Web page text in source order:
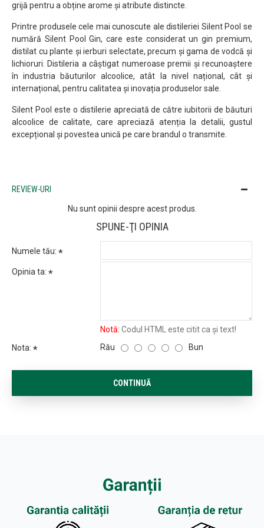
grijă pentru a obține arome și atribute distincte.
Printre produsele cele mai cunoscute ale distileriei Silent Pool se
numără Silent Pool Gin, care este considerat un gin premium,
distilat cu plante și ierburi selectate, precum și gama de vodcă și
lichioruri. Distileria a câștigat numeroase premii și recunoaștere
în industria băuturilor alcoolice, atât la nivel național, cât și
internațional, pentru calitatea și inovația produselor sale.
Silent Pool este o distilerie apreciată de către iubitorii de băuturi
alcoolice de calitate, care apreciază atenția la detalii, gustul
excepțional și povestea unică pe care brandul o transmite.
REVIEW-URI
Nu sunt opinii despre acest produs.
SPUNE-ŢI OPINIA
Numele tău:
Opinia ta:
Notă: Codul HTML este citit ca şi text!
Nota:
Rău Bun
CONTINUĂ